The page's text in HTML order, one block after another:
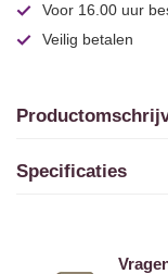
Voor 16.00 uur
Veilig betalen
Specificaties